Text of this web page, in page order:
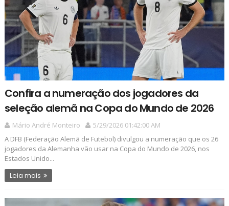
Confira a numeração dos jogadores da
seleção alemã na Copa do Mundo de 2026
Mário André Monteiro
5/29/2026 01:42:00 AM
A DFB (Federação Alemã de Futebol) divulgou a numeração que os 26
jogadores da Alemanha vão usar na Copa do Mundo de 2026, nos
Estados Unido...
Leia mais